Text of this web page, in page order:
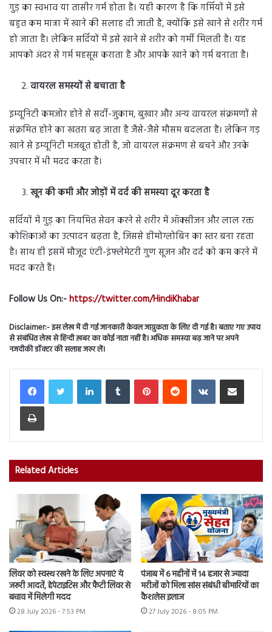
गुड़ का स्वभाव या तासीर गर्म होता है। यही कारण है कि गर्मियों में इसे
बहुत कम मात्रा में खाने की सलाह दी जाती है, क्योंकि इसे खाने से शरीर गर्म
हो जाता है। लेकिन सर्दियों में इसे खाने से शरीर को गर्मी मिलती है। यह
आपको अंदर से गर्म महसूस कराता है और आपके खाने को गर्म बनाता है।
वायरल समस्यों से बचाता है
इम्यूनिटी कमजोर होने से सर्दी-जुकाम, बुखार और अन्य वायरल संक्रमणों से
संक्रमित होने का खतरा बढ़ जाता है जैसे-जैसे मौसम बदलता है। लेकिन गड़
खाने से इम्यूनिटी मजबूत होती है, जो वायरल संक्रमण से बचने और उनके
उपचार में भी मदद करता है।
खून की कमी और जोड़ों में दर्द की समस्या दूर करता है
सर्दियों में गुड़ का नियमित सेवन करने से शरीर में ऑक्सीजन और लाल रक्त
कोशिकाओं का उत्पादन बढ़ता है, जिससे हीमोग्लोबिन का स्तर बना रहता
है। साथ ही इसमें मौजूद एंटी-इंफ्लेमेटरी गुण सूजन और दर्द को कम करने में
मदद करते हैं।
Follow Us On:-https://twitter.com/HindiKhabar
Disclaimer:- इस लेख में दी गई जानकारी केवल जाग्रुकता के लिए दी गई है। बताए गए उपाय
से संबंधित लेख से हिन्दी ख़बर का कोई नाता नहीं है। अधिक समस्या बढ़ जाने पर अपने
नजदीकी डॉक्टर की सलाह जरुर लें।
LinkedInTumblr PinterestReddit VKontakteShare via Email
Print
Related Articles
लिवर को स्वस्थ रखने के लिए अपनाएं ये
जरूरी आदतें, हेपेटाइटिस और फैटी लिवर से
बचाव में मिलेगी मदद
28 July 2026 - 7:53 PM
पंजाब में 6 महीनों में 14 हजार से ज्यादा
मरीजों को मिला सांस संबंधी बीमारियों का
कैशलेस इलाज
27 July 2026 - 8:05 PM